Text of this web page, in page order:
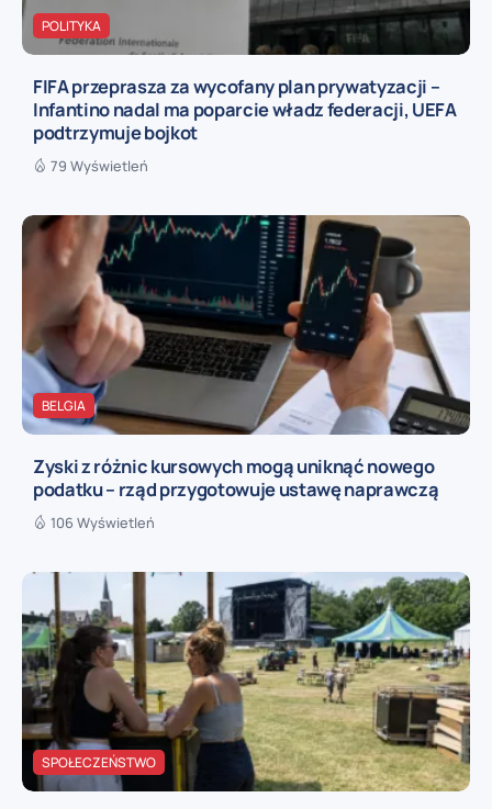
POLITYKA
FIFA przeprasza za wycofany plan prywatyzacji –
Infantino nadal ma poparcie władz federacji, UEFA
podtrzymuje bojkot
79 Wyświetleń
BELGIA
Zyski z różnic kursowych mogą uniknąć nowego
podatku – rząd przygotowuje ustawę naprawczą
106 Wyświetleń
SPOŁECZEŃSTWO